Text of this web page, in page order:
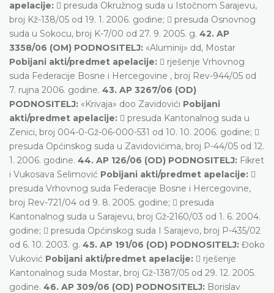
apelacije:  presuda Okružnog suda u Istočnom Sarajevu,
broj Kž-138/05 od 19. 1. 2006. godine;  presuda Osnovnog
suda u Sokocu, broj K-7/00 od 27. 9. 2005. g. 42. AP
3358/06 (OM) PODNOSITELJ: «Aluminij» dd, Mostar
Pobijani akti/predmet apelacije:  rješenje Vrhovnog
suda Federacije Bosne i Hercegovine , broj Rev-944/05 od
7. rujna 2006. godine. 43. AP 3267/06 (OD)
PODNOSITELJ: «Krivaja» doo Zavidovići Pobijani
akti/predmet apelacije:  presuda Kantonalnog suda u
Zenici, broj 004-0-Gž-06-000-531 od 10. 10. 2006. godine; 
presuda Općinskog suda u Zavidovićima, broj P-44/05 od 12.
1. 2006. godine. 44. AP 126/06 (OD) PODNOSITELJ: Fikret
i Vukosava Selimović Pobijani akti/predmet apelacije: 
presuda Vrhovnog suda Federacije Bosne i Hercegovine,
broj Rev-721/04 od 9. 8. 2005. godine;  presuda
Kantonalnog suda u Sarajevu, broj Gž-2160/03 od 1. 6. 2004.
godine;  presuda Općinskog suda I Sarajevo, broj P-435/02
od 6. 10. 2003. g. 45. AP 191/06 (OD) PODNOSITELJ: Đoko
Vuković Pobijani akti/predmet apelacije:  rješenje
Kantonalnog suda Mostar, broj Gž-1387/05 od 29. 12. 2005.
godine. 46. AP 309/06 (OD) PODNOSITELJ: Borislav